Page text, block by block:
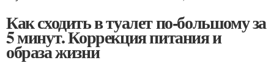
Как сходить в туалет по-большому за
5 минут. Коррекция питания и
образа жизни